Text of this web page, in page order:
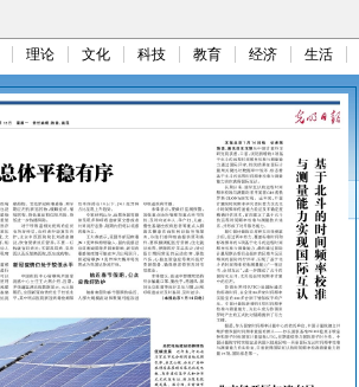
理论 文化 科技 教育 经济 生活